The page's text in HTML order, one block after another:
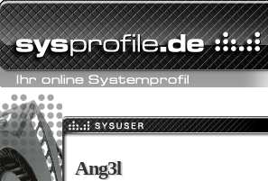
Ang3l
Ang3l